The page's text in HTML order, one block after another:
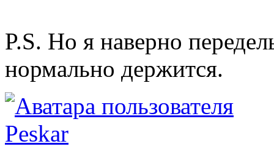
P.S. Но я наверно
нормально держится.
Peskar